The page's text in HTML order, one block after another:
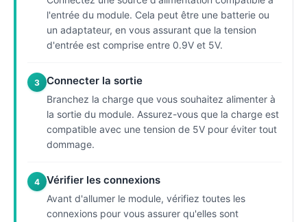
l'entrée du module. Cela peut être une batterie ou
un adaptateur, en vous assurant que la tension
d'entrée est comprise entre 0.9V et 5V.
3 Connecter la sortie
Branchez la charge que vous souhaitez alimenter à
la sortie du module. Assurez-vous que la charge est
compatible avec une tension de 5V pour éviter tout
dommage.
4 Vérifier les connexions
Avant d'allumer le module, vérifiez toutes les
connexions pour vous assurer qu'elles sont